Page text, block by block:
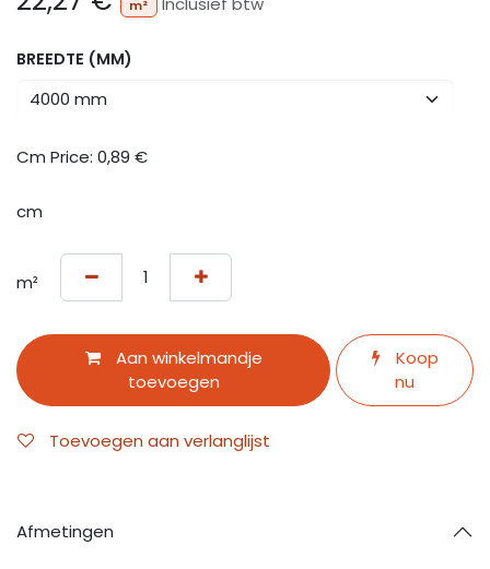
m²
BREEDTE (MM)
Cm Price: 0,89 €
cm
m²
Aan winkelmandje
toevoegen
Koop
nu
Toevoegen aan verlanglijst
Afmetingen